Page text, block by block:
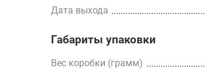
Дата выхода
Габариты упаковки
Вес коробки (грамм)